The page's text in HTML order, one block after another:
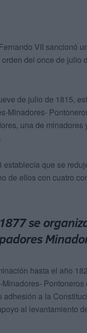
VII sancionó
del once de julio
de julio de 1815,
Minadores-
una de
que se
de ellos con cuatro
se
hasta el año
a la
al levantamiento